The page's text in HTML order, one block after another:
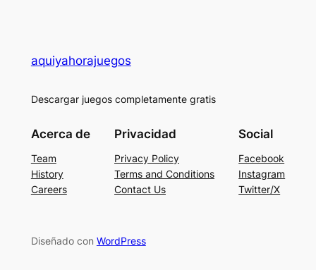
aquiyahorajuegos
Descargar juegos completamente gratis
Acerca de
Team
History
Careers
Privacidad
Privacy Policy
Terms and Conditions
Contact Us
Social
Facebook
Instagram
Twitter/X
Diseñado con WordPress